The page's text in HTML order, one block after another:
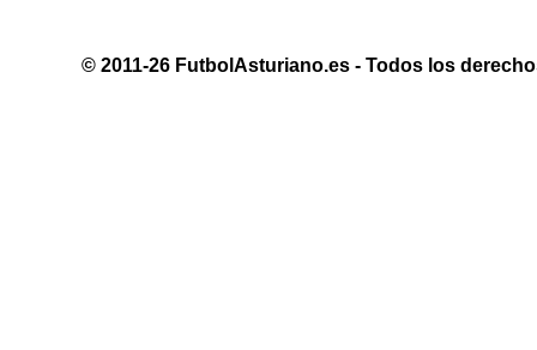
© 2011-26 FutbolAsturiano.es - Todos los